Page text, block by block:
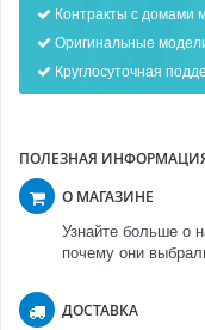
Контракты с домами
Оригинальные
Круглосуточная
ПОЛЕЗНАЯ
О МАГАЗИНЕ
Узнайте больше о
почему они
ДОСТАВКА